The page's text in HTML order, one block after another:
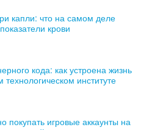
капли: что на самом деле
крови
кода: как устроена жизнь
технологическом институте
покупать игровые аккаунты на